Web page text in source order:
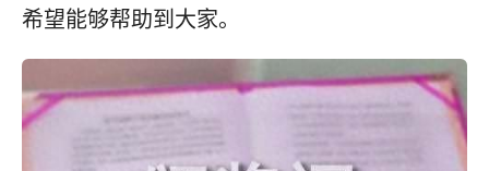
希望能够帮助到大家。